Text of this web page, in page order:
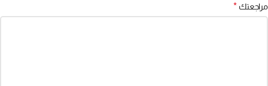
مراجعتك *